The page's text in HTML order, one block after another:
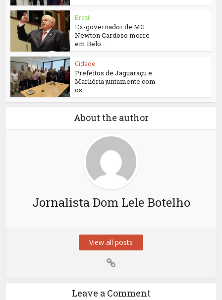
Brasil
Ex-governador de MG
Newton Cardoso morre
em Belo...
Cidade
Prefeitos de Jaguaraçu e
Marliéria juntamente com
os...
About the author
Jornalista Dom Lele Botelho
View all posts
Leave a Comment